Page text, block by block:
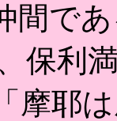
間で
保利
摩耶